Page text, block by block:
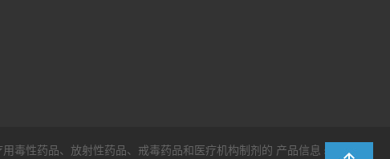
毒性药品、放射性药品、戒毒药品和医疗机构制剂的 产品信息 support :